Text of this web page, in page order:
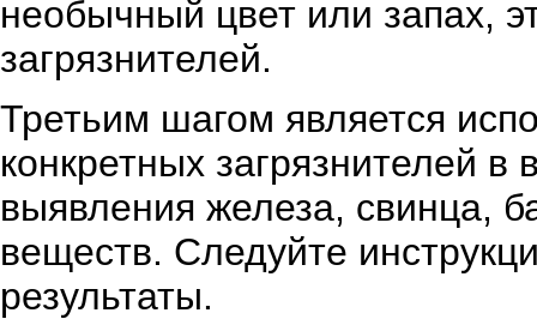
необычный цвет или запах,
загрязнителей.
Третьим шагом является
конкретных загрязнителей
выявления железа, свинца,
веществ. Следуйте
результаты.